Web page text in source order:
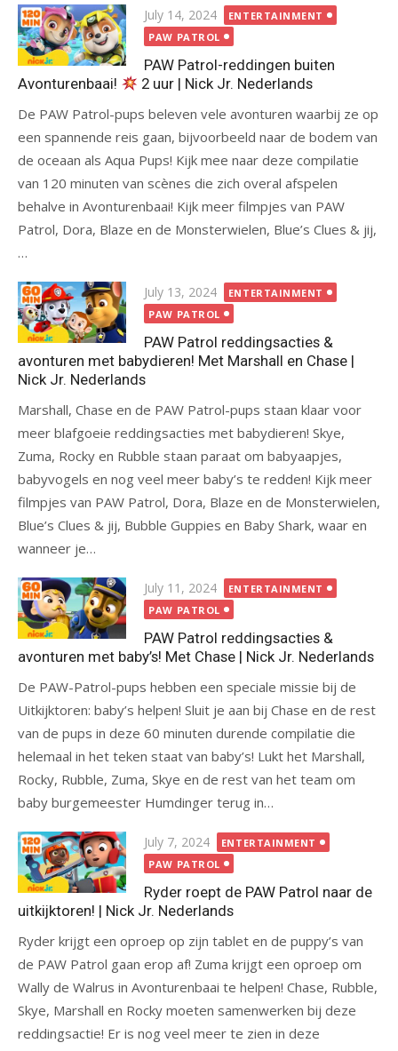
Posted
on
July 14, 2024
ENTERTAINMENT
PAW PATROL
PAW Patrol-reddingen buiten
Avonturenbaai!
2 uur | Nick Jr. Nederlands
De PAW Patrol-pups beleven vele avonturen waarbij ze op
een spannende reis gaan, bijvoorbeeld naar de bodem van
de oceaan als Aqua Pups! Kijk mee naar deze compilatie
van 120 minuten van scènes die zich overal afspelen
behalve in Avonturenbaai! Kijk meer filmpjes van PAW
Patrol, Dora, Blaze en de Monsterwielen, Blue’s Clues & jij,
…
Posted
on
July 13, 2024
ENTERTAINMENT
PAW PATROL
PAW Patrol reddingsacties &
avonturen met babydieren! Met Marshall en Chase |
Nick Jr. Nederlands
Marshall, Chase en de PAW Patrol-pups staan klaar voor
meer blafgoeie reddingsacties met babydieren! Skye,
Zuma, Rocky en Rubble staan paraat om babyaapjes,
babyvogels en nog veel meer baby’s te redden! Kijk meer
filmpjes van PAW Patrol, Dora, Blaze en de Monsterwielen,
Blue’s Clues & jij, Bubble Guppies en Baby Shark, waar en
wanneer je…
Posted
on
July 11, 2024
ENTERTAINMENT
PAW PATROL
PAW Patrol reddingsacties &
avonturen met baby’s! Met Chase | Nick Jr. Nederlands
De PAW-Patrol-pups hebben een speciale missie bij de
Uitkijktoren: baby’s helpen! Sluit je aan bij Chase en de rest
van de pups in deze 60 minuten durende compilatie die
helemaal in het teken staat van baby’s! Lukt het Marshall,
Rocky, Rubble, Zuma, Skye en de rest van het team om
baby burgemeester Humdinger terug in…
Posted
on
July 7, 2024
ENTERTAINMENT
PAW PATROL
Ryder roept de PAW Patrol naar de
uitkijktoren! | Nick Jr. Nederlands
Ryder krijgt een oproep op zijn tablet en de puppy’s van
de PAW Patrol gaan erop af! Zuma krijgt een oproep om
Wally de Walrus in Avonturenbaai te helpen! Chase, Rubble,
Skye, Marshall en Rocky moeten samenwerken bij deze
reddingsactie! Er is nog veel meer te zien in deze